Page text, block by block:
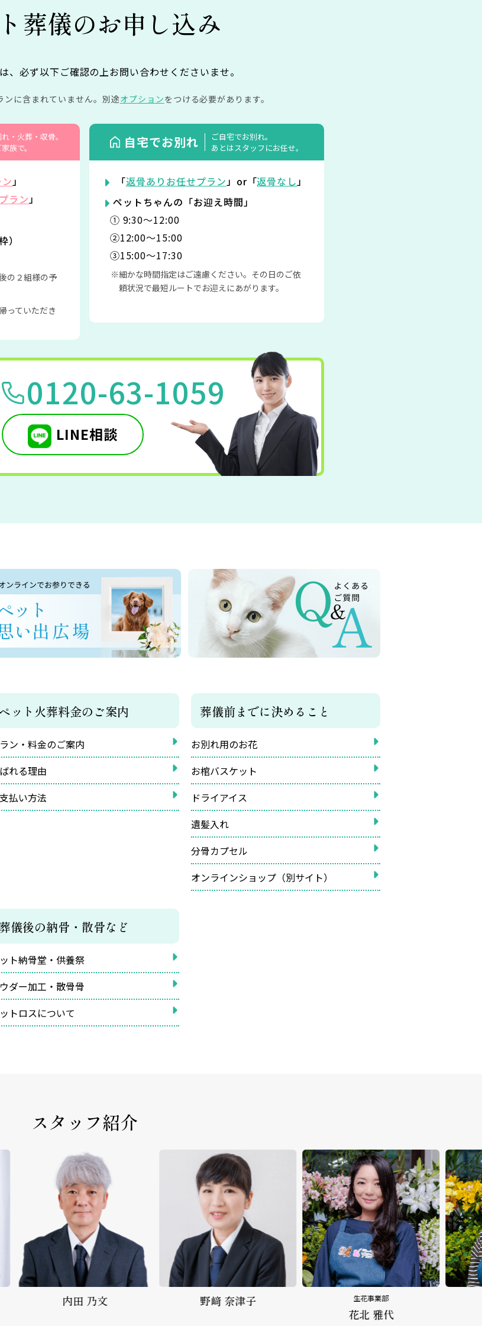
葬儀のお申し込み
、必ず以下ご確認の上お問い合わせくださいませ。
に含まれていません。 別途オプションをつける必要があります。
・火葬・収骨。
族で。
ン」
ラン」
）
の２組様の予
っていただき
自宅でお別れ
ご自宅でお別れ。
あとはスタッフにお任せ。
「返骨ありお任せプラン」or「返骨なし」
ペットちゃんの「お迎え時間」
① 9:30〜12:00
②12:00〜15:00
③15:00〜17:30
細かな時間指定はご遠慮ください。その日のご依
頼状況で最短ルートでお迎えにあがります。
0120-63-1059
LINE相談
ペット火葬料金のご案内
ン・料金のご案内
れる理由
払い方法
葬儀前までに決めること
お別れ用のお花
お棺バスケット
ドライアイス
遺髪入れ
分骨カプセル
オンラインショップ（別サイト）
葬儀後の納骨・散骨など
ト納骨堂・供養祭
ダー加工・散骨骨
トロスについて
スタッフ紹介
内田 乃文 野﨑 奈津子 生花事業部
花北 雅代